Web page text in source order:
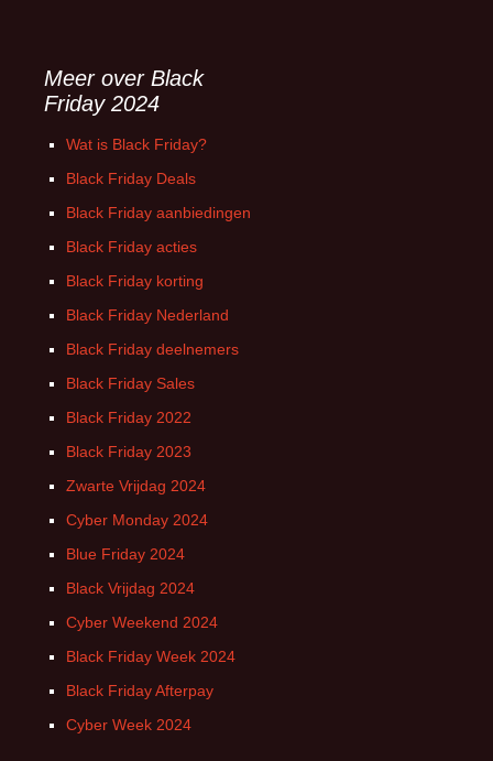
Meer over Black
Friday 2024
Wat is Black Friday?
Black Friday Deals
Black Friday aanbiedingen
Black Friday acties
Black Friday korting
Black Friday Nederland
Black Friday deelnemers
Black Friday Sales
Black Friday 2022
Black Friday 2023
Zwarte Vrijdag 2024
Cyber Monday 2024
Blue Friday 2024
Black Vrijdag 2024
Cyber Weekend 2024
Black Friday Week 2024
Black Friday Afterpay
Cyber Week 2024